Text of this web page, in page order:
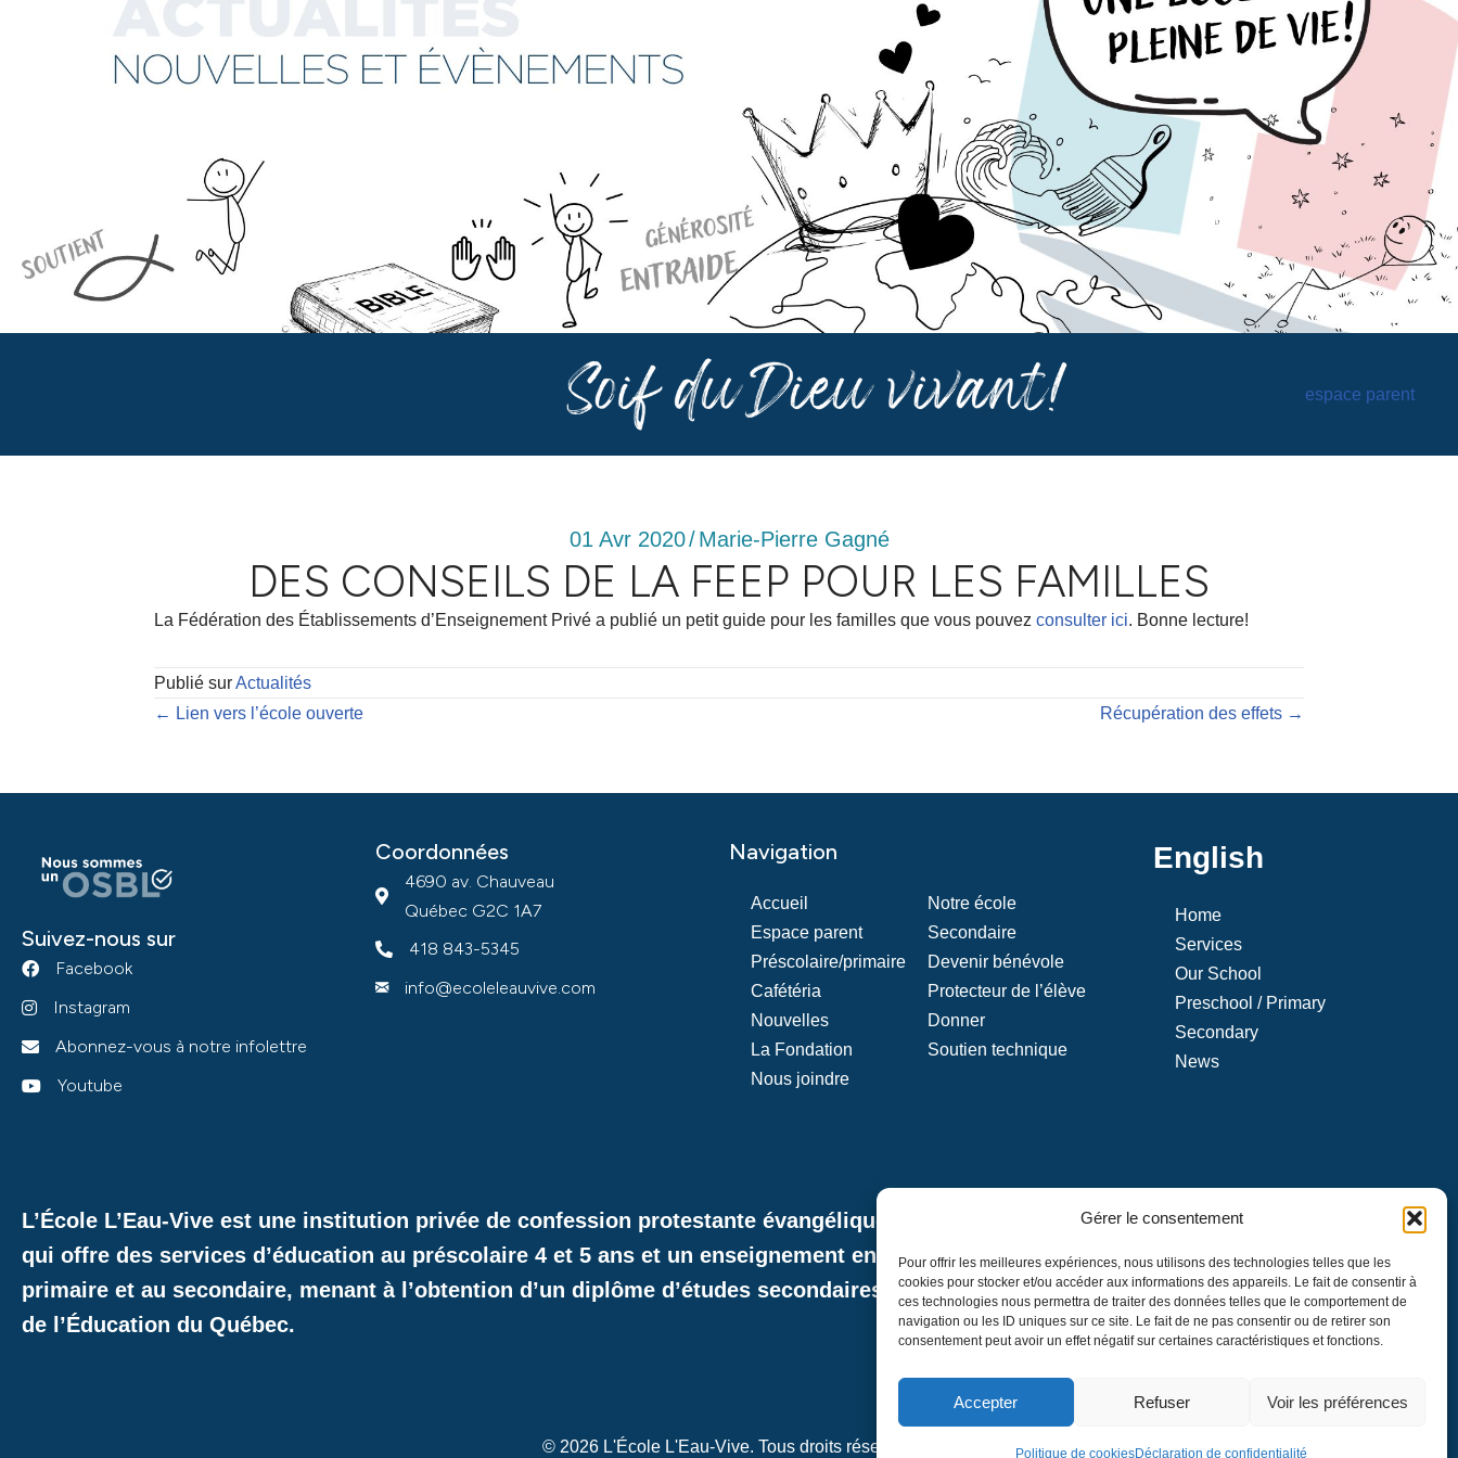
Gérer le consentement
Pour offrir les meilleures expériences, nous utilisons des technologies telles que les
cookies pour stocker et/ou accéder aux informations des appareils. Le fait de consentir à
ces technologies nous permettra de traiter des données telles que le comportement de
navigation ou les ID uniques sur ce site. Le fait de ne pas consentir ou de retirer son
consentement peut avoir un effet négatif sur certaines caractéristiques et fonctions.
Accepter Refuser Voir les préférences
Politique de cookiesDéclaration de confidentialité
espace parent
01 Avr 2020/ Marie-Pierre Gagné
DES CONSEILS DE LA FEEP POUR LES FAMILLES
La Fédération des Établissements d’Enseignement Privé a publié un petit guide pour les familles que vous pouvez consulter ici. Bonne lecture!
Publié surActualités
← Lien vers l’école ouverte
Récupération des effets →
Suivez-nous sur
Facebook
Instagram
Abonnez-vous à notre infolettre
Youtube
Coordonnées
4690 av. Chauveau
Québec G2C 1A7
418 843-5345
info@ecoleleauvive.com
Navigation
Accueil
Espace parent
Préscolaire/primaire
Cafétéria
Nouvelles
La Fondation
Nous joindre
Notre école
Secondaire
Devenir bénévole
Protecteur de l’élève
Donner
Soutien technique
English
Home
Services
Our School
Preschool / Primary
Secondary
News
L’École L’Eau-Vive est une institution privée de confession protestante évangélique et de langue française
qui offre des services d’éducation au préscolaire 4 et 5 ans et un enseignement en formation générale au
primaire et au secondaire, menant à l’obtention d’un diplôme d’études secondaires décerné par le ministre
de l’Éducation du Québec.
© 2026 L'École L'Eau-Vive. Tous droits réservés.